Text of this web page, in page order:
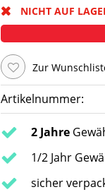
NICHT AUF
Zur
Artikelnummer:
2 Jahre
1/2 Jahr
sicher